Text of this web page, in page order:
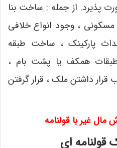
پذیرد. از جمله : ساخت بنا
مسکونی ، وجود انواع خلافی
پارکینک ، ساخت طبقه
همکف یا پشت بام ،
داشتن ملک ، قرار گرفتن
مال غیر با قولنامه
قولنامه ای